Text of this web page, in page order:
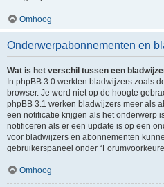
Omhoog
Onderwerpabonnementen en
Wat is het verschil tussen een
In phpBB 3.0 werkten bladwijzers zoals
browser. Je werd niet op de hoogte
phpBB 3.1 werken bladwijzers meer als
een notificatie krijgen als het onderwerp
notificeren als er een update is op een
voor bladwijzers en abonnementen
gebruikerspaneel onder
Omhoog